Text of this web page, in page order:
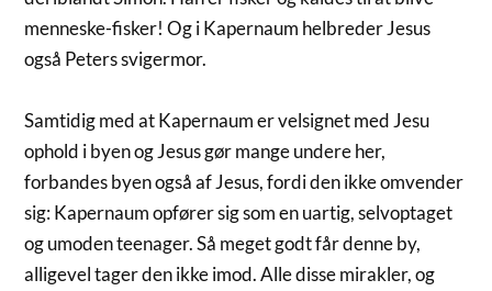
menneske-fisker! Og i Kapernaum helbreder Jesus
også Peters svigermor.
Samtidig med at Kapernaum er velsignet med Jesu
ophold i byen og Jesus gør mange undere her,
forbandes byen også af Jesus, fordi den ikke omvender
sig: Kapernaum opfører sig som en uartig, selvoptaget
og umoden teenager. Så meget godt får denne by,
alligevel tager den ikke imod. Alle disse mirakler, og